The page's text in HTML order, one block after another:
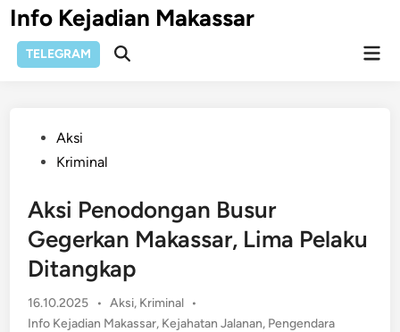
Skip
to
content
Info Kejadian Makassar
TELEGRAM
Open
PostedAksi
Kriminal
Aksi Penodongan Busur
Gegerkan Makassar, Lima Pelaku
Ditangkap
16.10.2025 • Posted
in
Aksi, Kriminal •
Info Kejadian Makassar, Kejahatan Jalanan, Pengendara